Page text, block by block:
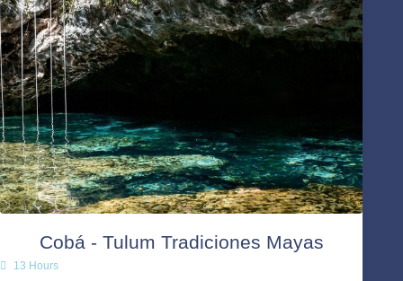
Cobá - Tulum Tradiciones Mayas
13 Hours